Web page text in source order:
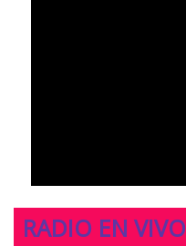
RADIO EN VIVO